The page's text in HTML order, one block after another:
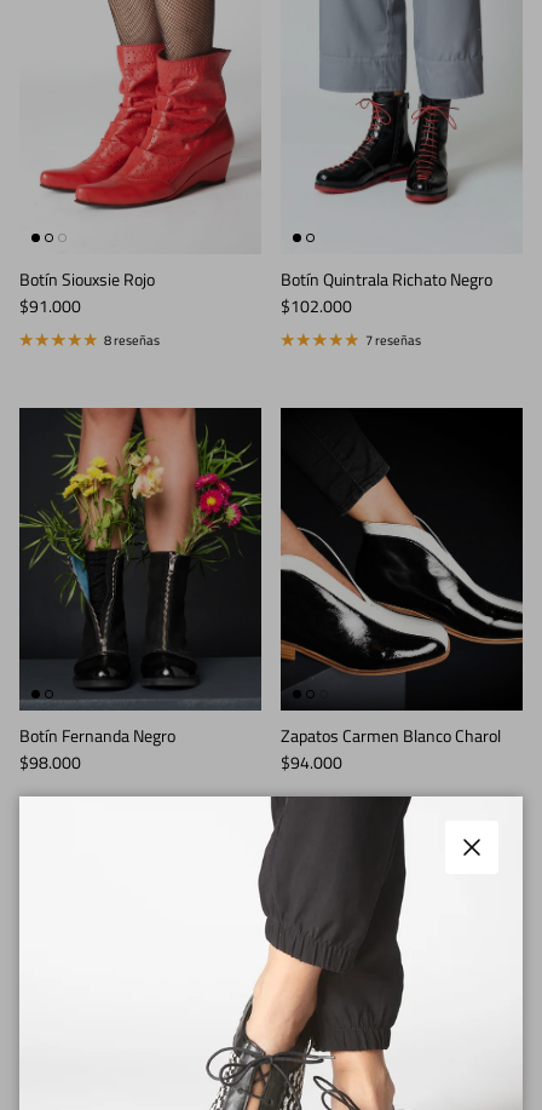
Botín Siouxsie Rojo
Precio normal
$91.000
8 reseñas
Botín Quintrala Richato Negro
Precio normal
$102.000
7 reseñas
Botín Fernanda Negro
Precio normal
$98.000
Zapatos Carmen Blanco Charol
Precio normal
$94.000